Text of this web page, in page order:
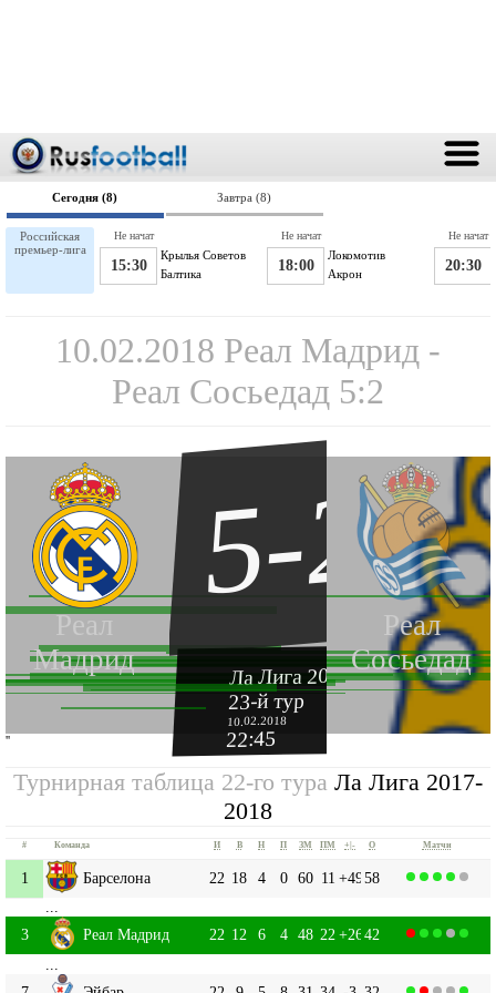
Сегодня (8) Завтра (8)
Российская
премьер-лига
Крылья Советов
15:30 Балтика
Не начат
Локомотив
18:00 Акрон
Не начат
20:30
Не начат
10.02.2018 Реал Мадрид -
Реал Сосьедад 5:2
Реал
Мадрид
Реал
Сосьедад
5-2
Ла Лига 2017-2018
23-й тур
10.02.2018
22:45
''
Турнирная таблица 22-го тура Ла Лига 2017-
2018
# Команда И В Н П ЗМ ПМ +|- О Матчи
1 Барселона 22 18 4 0 60 11 +4958
3
Реал Мадрид 22 12 6 4 48 22 +2642